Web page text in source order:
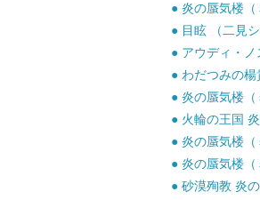
● 炎の蜃気楼
● 目眩 （二見
● アウディ・
● わだつみの
● 炎の蜃気楼
● 火輪の王国
● 炎の蜃気楼
● 炎の蜃気楼
● 砂漠殉教 炎